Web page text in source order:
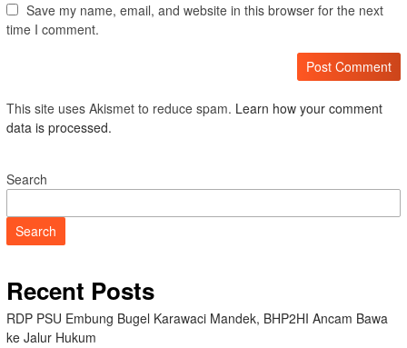
Save my name, email, and website in this browser for the next
time I comment.
This site uses Akismet to reduce spam. Learn how your comment
data is processed.
Search
Search
Recent Posts
RDP PSU Embung Bugel Karawaci Mandek, BHP2HI Ancam Bawa
ke Jalur Hukum